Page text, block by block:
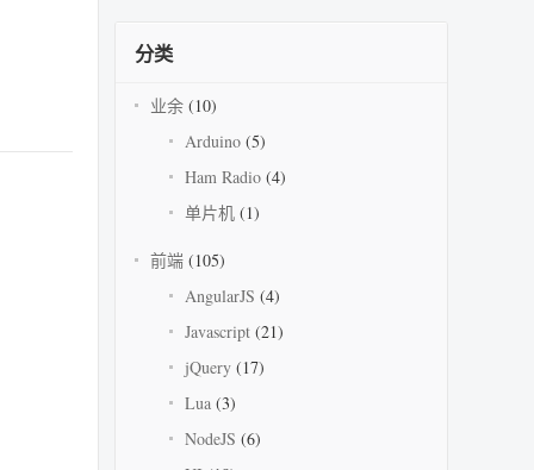
分类
业余 (10)
Arduino (5)
Ham Radio (4)
单片机 (1)
前端 (105)
AngularJS (4)
Javascript (21)
jQuery (17)
Lua (3)
NodeJS (6)